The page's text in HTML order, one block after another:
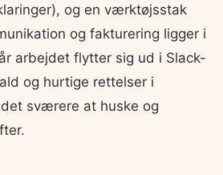
og en værktøjsstak
og fakturering ligger i
arbejdet flytter sig ud i Slack-
og hurtige rettelser i
sværere at huske og